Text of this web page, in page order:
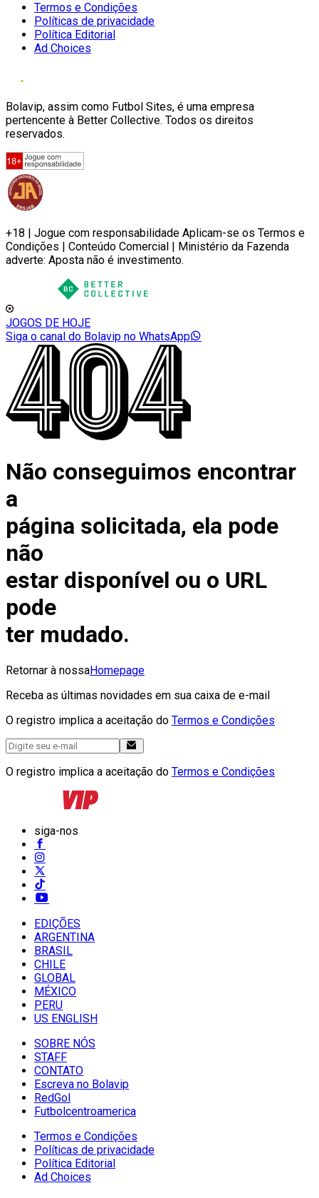
Termos e Condições
Políticas de privacidade
Política Editorial
Ad Choices
Bolavip, assim como Futbol Sites, é uma empresa
pertencente à Better Collective. Todos os direitos
reservados.
+18 | Jogue com responsabilidade Aplicam-se os Termos e
Condições | Conteúdo Comercial | Ministério da Fazenda
adverte: Aposta não é investimento.
JOGOS DE HOJE
Siga o canal do Bolavip no WhatsApp
Não conseguimos encontrar
a
página solicitada, ela pode
não
estar disponível ou o URL
pode
ter mudado.
Retornar à nossaHomepage
Receba as últimas novidades em sua caixa de e-mail
O registro implica a aceitação do Termos e Condições
O registro implica a aceitação do Termos e Condições
siga-nos
EDIÇÕES
ARGENTINA
BRASIL
CHILE
GLOBAL
MÉXICO
PERU
US ENGLISH
SOBRE NÓS
STAFF
CONTATO
Escreva no Bolavip
RedGol
Futbolcentroamerica
Termos e Condições
Políticas de privacidade
Política Editorial
Ad Choices